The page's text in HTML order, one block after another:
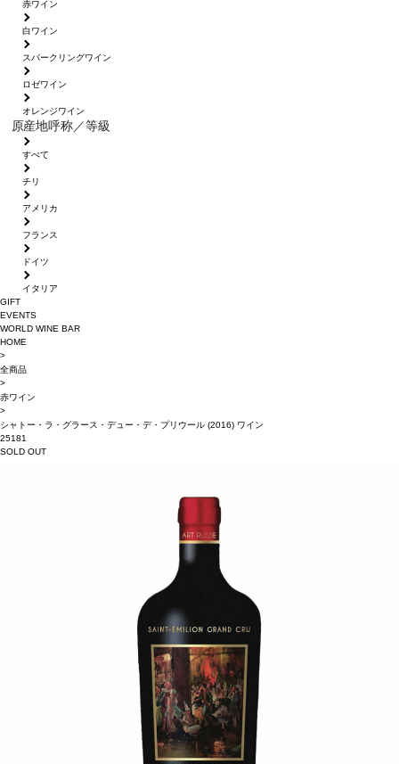
赤ワイン
白ワイン
スパークリングワイン
ロゼワイン
オレンジワイン
原産地呼称／等級
すべて
チリ
アメリカ
フランス
ドイツ
イタリア
GIFT
EVENTS
WORLD WINE BAR
HOME
>
全商品
>
赤ワイン
>
シャトー・ラ・グラース・デュー・デ・プリウール (2016) ワイン
25181
SOLD OUT